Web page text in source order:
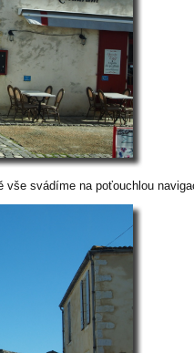
vše svádíme na poťouchlou